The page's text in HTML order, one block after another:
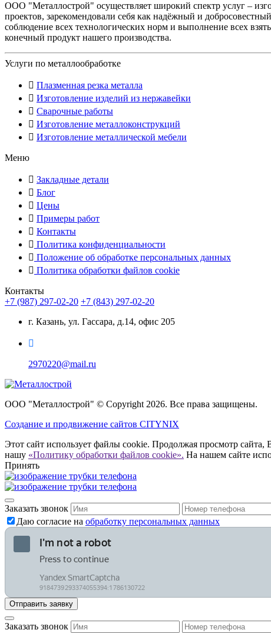
ООО "Металлострой" осуществляет широкий спектр услуг –
проектов, зарекомендовали себя как надёжный и
соблюдение всех технологических норм и выполнение всех
конечный продукт нашего производства.
Услуги по металлообработке
Плазменная резка металла
Изготовление изделий из нержавейки
Сварочные работы
Изготовление металлоконструкций
Изготовление металлической мебели
Меню
Закладные детали
Блог
Цены
Примеры работ
Контакты
Политика конфиденциальности
Положение об обработке персональных данных
Политика обработки файлов cookie
Контакты
+7 (987) 297-02-20 +7 (843) 297-02-20
г. Казань, ул. Гассара, д.14, офис 205
2970220@mail.ru
ООО "Металлострой" © Copyright 2026. Все права защищены.
Создание и продвижение сайтов CITYNIX
Этот сайт использует файлы cookie. Продолжая просмотр
нашу «Политику обработки файлов cookie». На нашем сайте
Принять
Заказать звонок
Даю согласие на обработку персональных данных
Заказать звонок